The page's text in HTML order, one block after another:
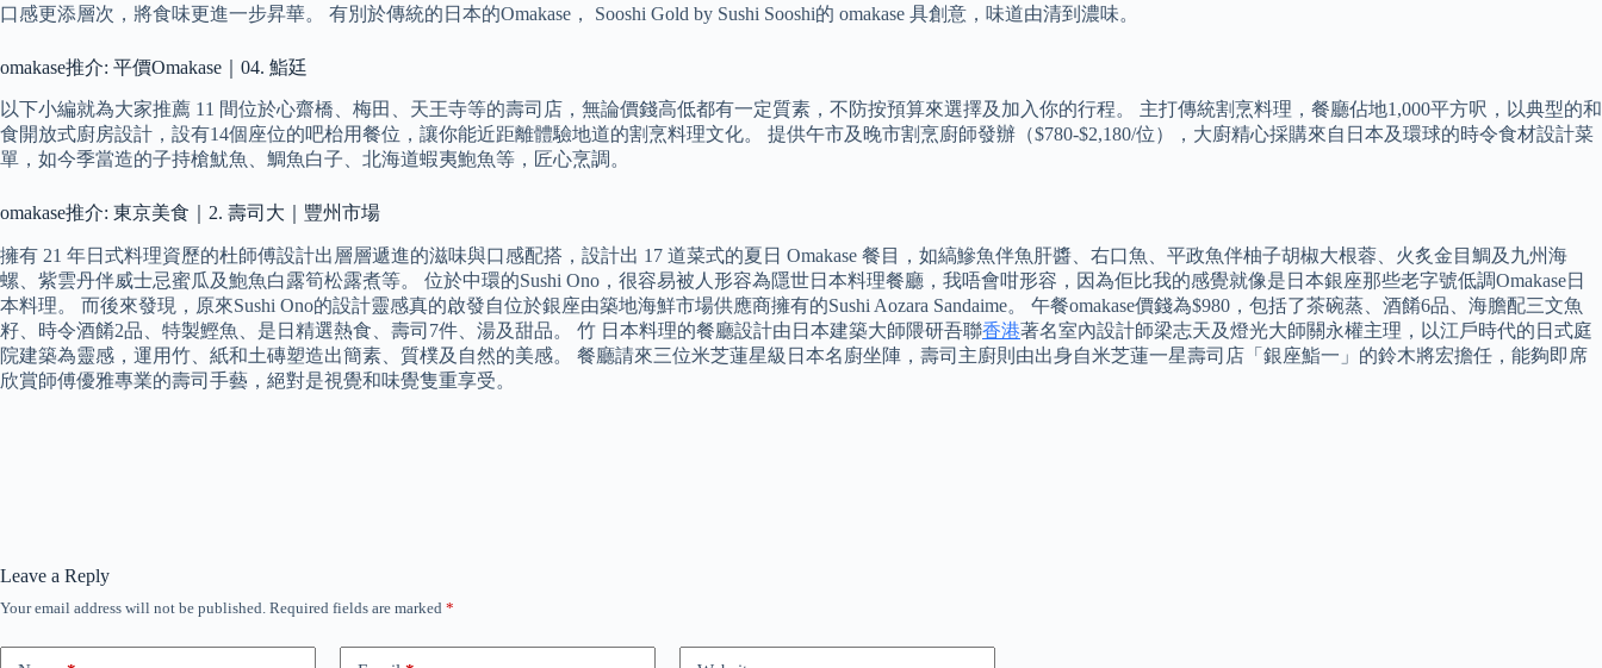
口感更添層次，將食味更進一步昇華。 有別於傳統的日本的Omakase， Sooshi Gold by Sushi Sooshi的 omakase 具創意，味道由清到濃味。
omakase推介: 平價Omakase｜04. 鮨廷
以下小編就為大家推薦 11 間位於心齋橋、梅田、天王寺等的壽司店，無論價錢高低都有一定質素，不防按預算來選擇及加入你的行程。 主打傳統割烹料理，餐廳佔地1,000平方呎，以典型的和
食開放式廚房設計，設有14個座位的吧枱用餐位，讓你能近距離體驗地道的割烹料理文化。 提供午市及晚市割烹廚師發辦（$780-$2,180/位），大廚精心採購來自日本及環球的時令食材設計菜
單，如今季當造的子持槍魷魚、鯛魚白子、北海道蝦夷鮑魚等，匠心烹調。
omakase推介: 東京美食｜2. 壽司大｜豐州市場
擁有 21 年日式料理資歷的杜師傅設計出層層遞進的滋味與口感配搭，設計出 17 道菜式的夏日 Omakase 餐目，如縞鰺魚伴魚肝醬、右口魚、平政魚伴柚子胡椒大根蓉、火炙金目鯛及九州海
螺、紫雲丹伴威士忌蜜瓜及鮑魚白露筍松露煮等。 位於中環的Sushi Ono，很容易被人形容為隱世日本料理餐廳，我唔會咁形容，因為佢比我的感覺就像是日本銀座那些老字號低調Omakase日
本料理。 而後來發現，原來Sushi Ono的設計靈感真的啟發自位於銀座由築地海鮮市場供應商擁有的Sushi Aozara Sandaime。 午餐omakase價錢為$980，包括了茶碗蒸、酒餚6品、海膽配三文魚
籽、時令酒餚2品、特製鰹魚、是日精選熱食、壽司7件、湯及甜品。 竹 日本料理的餐廳設計由日本建築大師隈研吾聯香港著名室內設計師梁志天及燈光大師關永權主理，以江戶時代的日式庭
院建築為靈感，運用竹、紙和土磚塑造出簡素、質樸及自然的美感。 餐廳請來三位米芝蓮星級日本名廚坐陣，壽司主廚則由出身自米芝蓮一星壽司店「銀座鮨一」的鈴木將宏擔任，能夠即席
欣賞師傅優雅專業的壽司手藝，絕對是視覺和味覺隻重享受。
Leave a Reply
Your email address will not be published. Required fields are marked *